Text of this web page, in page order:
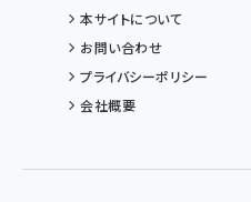
本サイトについて
お問い合わせ
プライバシーポリシー
会社概要